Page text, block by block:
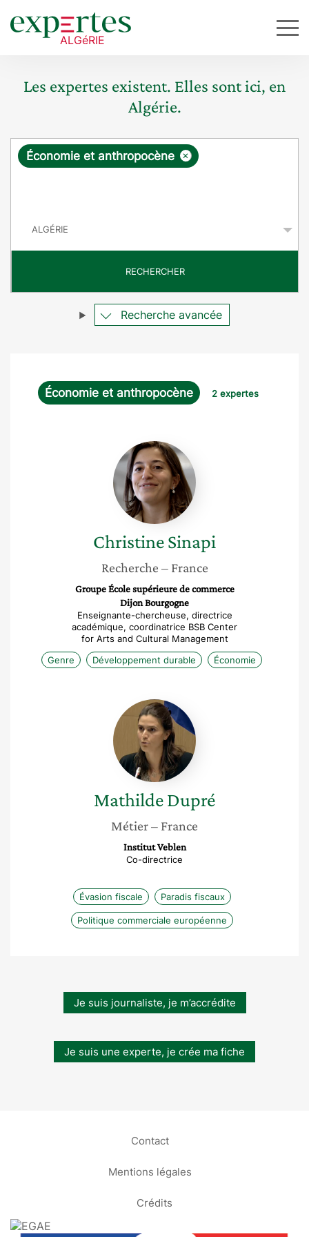
Les expertes existent. Elles sont ici, en
Algérie.
R
ê
e
×
Économie et anthropocène
RECHERCHER
Recherche avancée
Économie et anthropocène 2 expertes
Christine
Sinapi
ChristineSinapi
Recherche – France
Groupe École supérieure de commerce
Dijon Bourgogne
Enseignante-chercheuse, directrice
académique, coordinatrice BSB Center
for Arts and Cultural Management
Genre
Développement durable Économie
Mathilde
Dupré
MathildeDupré
Métier– France
Institut Veblen
Co-directrice
Évasion fiscale Paradis fiscaux
Politique commerciale européenne
Je suis journaliste, je m’accrédite
Je suis une experte, je crée ma fiche
Contact
Mentions légales
Crédits